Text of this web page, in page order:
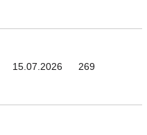
15.07.2026 269